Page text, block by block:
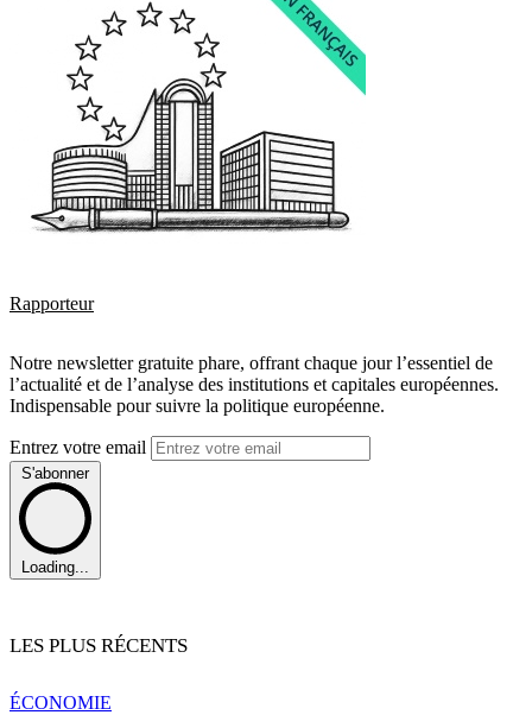
Rapporteur
Notre newsletter gratuite phare, offrant chaque jour l’essentiel de
l’actualité et de l’analyse des institutions et capitales européennes.
Indispensable pour suivre la politique européenne.
Entrez votre email
S'abonner
Loading...
LES PLUS RÉCENTS
ÉCONOMIE